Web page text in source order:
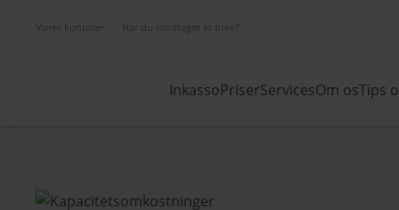
Vores kontorer Har du modtaget et brev?
InkassoPriserServicesOm osTips